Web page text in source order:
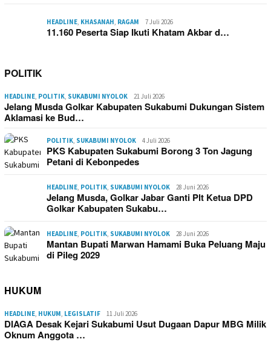
HEADLINE KHASANAH RAGAM 7 Juli 2026
11.160 Peserta Siap Ikuti Khatam Akbar d…
POLITIK
HEADLINE POLITIK SUKABUMI NYOLOK 21 Juli 2026
Jelang Musda Golkar Kabupaten Sukabumi Dukungan Sistem
Aklamasi ke Bud…
POLITIK SUKABUMI NYOLOK 4 Juli 2026
PKS Kabupaten Sukabumi Borong 3 Ton Jagung
Petani di Kebonpedes
HEADLINE POLITIK SUKABUMI NYOLOK 28 Juni 2026
Jelang Musda, Golkar Jabar Ganti Plt Ketua DPD
Golkar Kabupaten Sukabu…
HEADLINE POLITIK SUKABUMI NYOLOK 28 Juni 2026
Mantan Bupati Marwan Hamami Buka Peluang Maju
di Pileg 2029
HUKUM
HEADLINE HUKUM LEGISLATIF 11 Juli 2026
DIAGA Desak Kejari Sukabumi Usut Dugaan Dapur MBG Milik
Oknum Anggota …